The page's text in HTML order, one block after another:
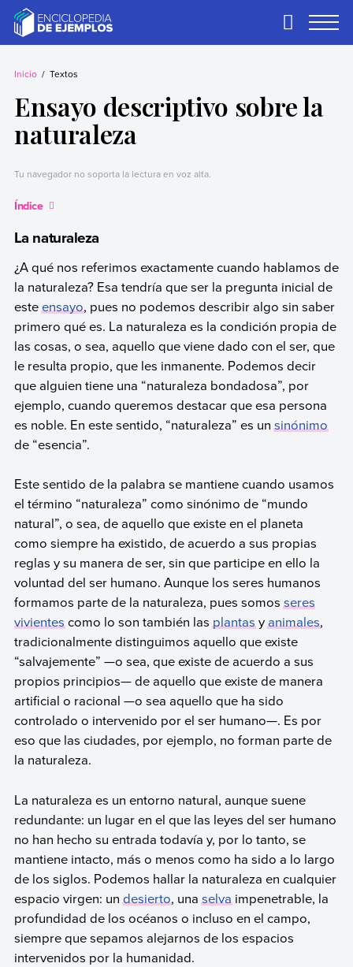
contentEjemplos
Necesitas ejemplos.
Primary
Inicio Textos
Ensayo descriptivo sobre la
naturaleza
Tu navegador no soporta la lectura en voz alta.
Índice
La naturaleza
¿A qué nos referimos exactamente cuando hablamos de
la naturaleza? Esa tendría que ser la pregunta inicial de
esteensayo, pues no podemos describir algo sin saber
primero qué es. La naturaleza es la condición propia de
las cosas, o sea, aquello que viene dado con el ser, que
le resulta propio, que les inmanente. Podemos decir
que alguien tiene una “naturaleza bondadosa”, por
ejemplo, cuando queremos destacar que esa persona
es noble. En este sentido, “naturaleza” es un sinónimo
de “esencia”.
Este sentido de la palabra se mantiene cuando usamos
el término “naturaleza” como sinónimo de “mundo
natural”, o sea, de aquello que existe en el planeta
como siempre ha existido, de acuerdo a sus propias
reglas y su manera de ser, sin que participe en ello la
voluntad del ser humano. Aunque los seres humanos
formamos parte de la naturaleza, pues somosseres
vivientescomo lo son también lasplantasyanimales,
tradicionalmente distinguimos aquello que existe
“salvajemente” —o sea, que existe de acuerdo a sus
propios principios— de aquello que existe de manera
artificial o racional —o sea aquello que ha sido
controlado o intervenido por el ser humano—. Es por
eso que las ciudades, por ejemplo, no forman parte de
la naturaleza.
La naturaleza es un entorno natural, aunque suene
redundante: un lugar en el que las leyes del ser humano
no han hecho su entrada todavía y, por lo tanto, se
mantiene intacto, más o menos como ha sido a lo largo
de los siglos. Podemos hallar la naturaleza en cualquier
espacio virgen: undesierto, unaselvaimpenetrable, la
profundidad de los océanos o incluso en el campo,
siempre que sepamos alejarnos de los espacios
intervenidos por la humanidad.